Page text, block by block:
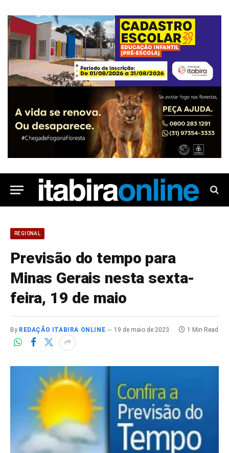
REGIONAL
Previsão do tempo para
Minas Gerais nesta sexta-
feira, 19 de maio
By REDAÇÃO ITABIRA ONLINE 19 de maio de 2023 1 Min Read